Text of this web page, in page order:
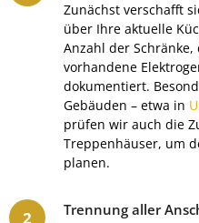
Zunächst verschafft
über Ihre aktuelle
Anzahl der
vorhandene
dokumentiert.
Gebäuden – etwa in
prüfen wir auch die
Treppenhäuser, um
planen.
Trennung aller